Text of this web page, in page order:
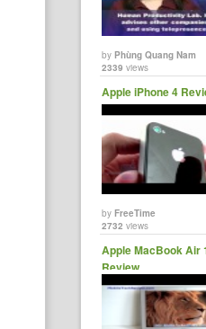
byPhùng Quang Nam
2339 views
Apple iPhone 4
byFreeTime
2732 views
Apple MacBook Air
Review